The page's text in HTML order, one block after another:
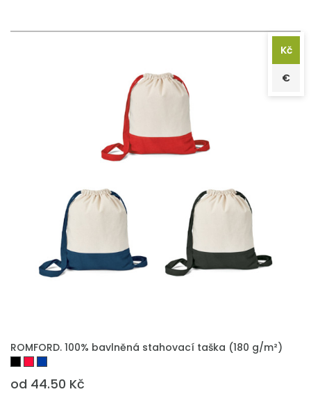
PŘIDAT DO POPTÁVKY
ROMFORD. 100% bavlněná stahovací taška (180 g/m²)
od 44.50 Kč
Kč
€